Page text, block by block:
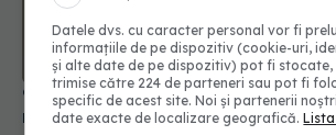
9 cele mai bune plante pentru
rezistă la umiditate și lumină
Datele dvs. cu caracter personal vor fi
informațiile de pe dispozitiv (cookie-uri,
și alte date de pe dispozitiv) pot fi stocate,
trimise către 224 de parteneri sau pot fi
specific de acest site. Noi și partenerii
date exacte de localizare geografică.